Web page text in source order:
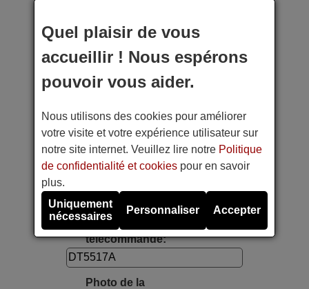
Type d'appareil:
Marque:
Modèle:
Photo étiquette appareil:
Faites une photo avec votre téléphone portable
Référence de la
télécommande:
Photo de la
Quel plaisir de vous
accueillir ! Nous espérons
pouvoir vous aider.
Nous utilisons des cookies pour améliorer
votre visite et votre expérience utilisateur sur
notre site internet. Veuillez lire notre Politique
de confidentialité et cookies pour en savoir
plus.
Uniquement
nécessaires
Personnaliser Accepter